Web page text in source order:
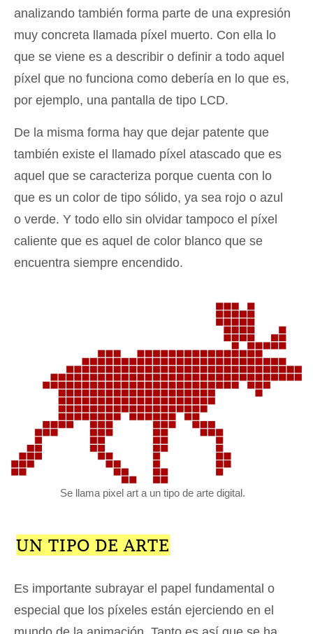
analizando también forma parte de una expresión
muy concreta llamada píxel muerto. Con ella lo
que se viene es a describir o definir a todo aquel
píxel que no funciona como debería en lo que es,
por ejemplo, una pantalla de tipo LCD.
De la misma forma hay que dejar patente que
también existe el llamado píxel atascado que es
aquel que se caracteriza porque cuenta con lo
que es un color de tipo sólido, ya sea rojo o azul
o verde. Y todo ello sin olvidar tampoco el píxel
caliente que es aquel de color blanco que se
encuentra siempre encendido.
Se llama pixel art a un tipo de arte digital.
UN TIPO DE ARTE
Es importante subrayar el papel fundamental o
especial que los píxeles están ejerciendo en el